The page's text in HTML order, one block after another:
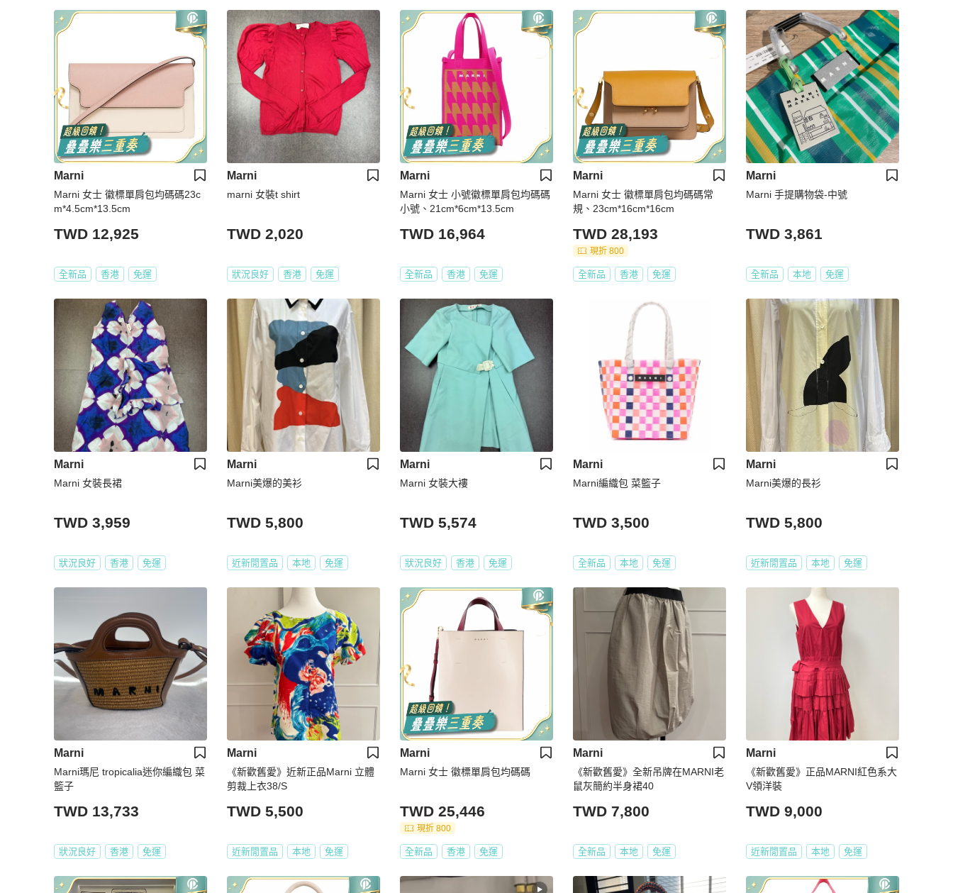
Marni
Marni 女士 徽標單肩包均碼碼23c
m*4.5cm*13.5cm
TWD 12,925
全新品 香港 免運
Marni
marni 女裝t shirt
TWD 2,020
狀況良好 香港 免運
Marni
Marni 女士 小號徽標單肩包均碼碼
小號、21cm*6cm*13.5cm
TWD 16,964
全新品 香港 免運
Marni
Marni 女士 徽標單肩包均碼碼常
規、23cm*16cm*16cm
TWD 28,193
現折 800
全新品 香港 免運
Marni
Marni 手提購物袋-中號
TWD 3,861
全新品 本地 免運
Marni
Marni 女裝長裙
TWD 3,959
狀況良好 香港 免運
Marni
Marni美爆的美衫
TWD 5,800
近新閒置品 本地 免運
Marni
Marni 女裝大褸
TWD 5,574
狀況良好 香港 免運
Marni
Marni編織包 菜籃子
TWD 3,500
全新品 本地 免運
Marni
Marni美爆的長衫
TWD 5,800
近新閒置品 本地 免運
Marni
Marni瑪尼 tropicalia迷你編織包 菜
籃子
TWD 13,733
狀況良好 香港 免運
Marni
《新歡舊愛》近新正品Marni 立體
剪裁上衣38/S
TWD 5,500
近新閒置品 本地 免運
Marni
Marni 女士 徽標單肩包均碼碼
TWD 25,446
現折 800
全新品 香港 免運
Marni
《新歡舊愛》全新吊牌在MARNI老
鼠灰簡約半身裙40
TWD 7,800
全新品 本地 免運
Marni
《新歡舊愛》正品MARNI紅色系大
V領洋裝
TWD 9,000
近新閒置品 本地 免運